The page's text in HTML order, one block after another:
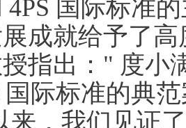
4PS 国际标准
成就给予了
指出：" 度小
国际标准的典
来，我们见证